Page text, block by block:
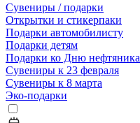
Сувениры / подарки
Открытки и стикерпаки
Подарки автомобилисту
Подарки детям
Подарки ко Дню нефтяника
Сувениры к 23 февраля
Сувениры к 8 марта
Эко-подарки